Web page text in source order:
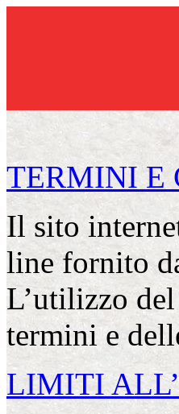
TERMINI E
Il sito
line fornito
L’utilizzo
termini e
LIMITI